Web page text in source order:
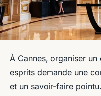
À Cannes, organiser
esprits demande une
et un savoir-faire